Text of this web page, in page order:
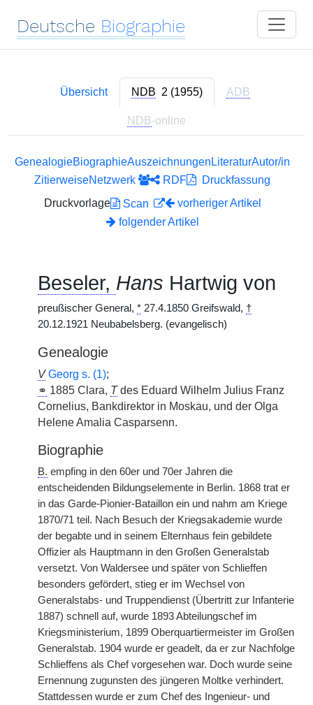
Deutsche Biographie
Übersicht NDB 2 (1955) ADB
NDB-online
GenealogieBiographieAuszeichnungen LiteraturAutor/in
ZitierweiseNetzwerk RDF
Druckfassung
Druckvorlage
Scan
vorheriger Artikel
folgender Artikel
Beseler, Hans Hartwig von
preußischer General, * 27.4.1850 Greifswald, †
20.12.1921 Neubabelsberg. (evangelisch)
Genealogie
V Georg s. (1);
⚭ 1885 Clara, Tdes Eduard Wilhelm Julius Franz
Cornelius, Bankdirektor in Moskau, und der Olga
Helene Amalia Casparsenn.
Biographie
B. empfing in den 60er und 70er Jahren die
entscheidenden Bildungselemente in Berlin. 1868 trat er
in das Garde-Pionier-Bataillon ein und nahm am Kriege
1870/71 teil. Nach Besuch der Kriegsakademie wurde
der begabte und in seinem Elternhaus fein gebildete
Offizier als Hauptmann in den Großen Generalstab
versetzt. Von Waldersee und später von Schlieffen
besonders gefördert, stieg er im Wechsel von
Generalstabs- und Truppendienst (Übertritt zur Infanterie
1887) schnell auf, wurde 1893 Abteilungschef im
Kriegsministerium, 1899 Oberquartiermeister im Großen
Generalstab. 1904 wurde er geadelt, da er zur Nachfolge
Schlieffens als Chef vorgesehen war. Doch wurde seine
Ernennung zugunsten des jüngeren Moltke verhindert.
Stattdessen wurde er zum Chef des Ingenieur- und